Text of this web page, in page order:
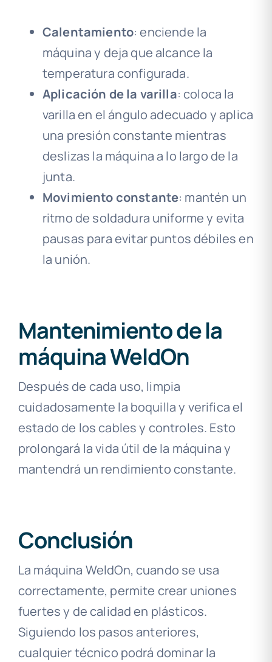
Calentamiento: enciende la
máquina y deja que alcance la
temperatura configurada.
Aplicación de la varilla: coloca la
varilla en el ángulo adecuado y aplica
una presión constante mientras
deslizas la máquina a lo largo de la
junta.
Movimiento constante: mantén un
ritmo de soldadura uniforme y evita
pausas para evitar puntos débiles en
la unión.
Mantenimiento de la
máquina WeldOn
Después de cada uso, limpia
cuidadosamente la boquilla y verifica el
estado de los cables y controles. Esto
prolongará la vida útil de la máquina y
mantendrá un rendimiento constante.
Conclusión
La máquina WeldOn, cuando se usa
correctamente, permite crear uniones
fuertes y de calidad en plásticos.
Siguiendo los pasos anteriores,
cualquier técnico podrá dominar la